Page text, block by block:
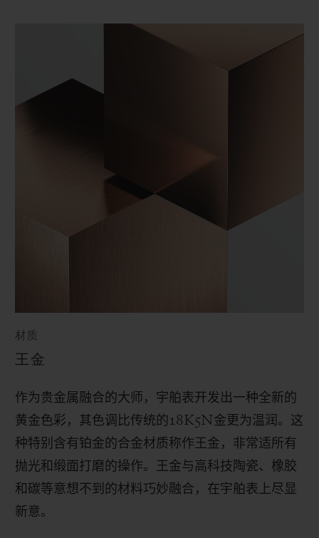
材质
王金
作为贵金属融合的大师，宇舶表开发出一种全新的
黄金色彩，其色调比传统的18K5N 金更为温润。这
种特别含有铂金的合金材质称作王金，非常适所有
抛光和缎面打磨的操作。
王金与高科技陶瓷、橡胶
和碳等意想不到的材料巧妙融合，在宇舶表上尽显
新意。